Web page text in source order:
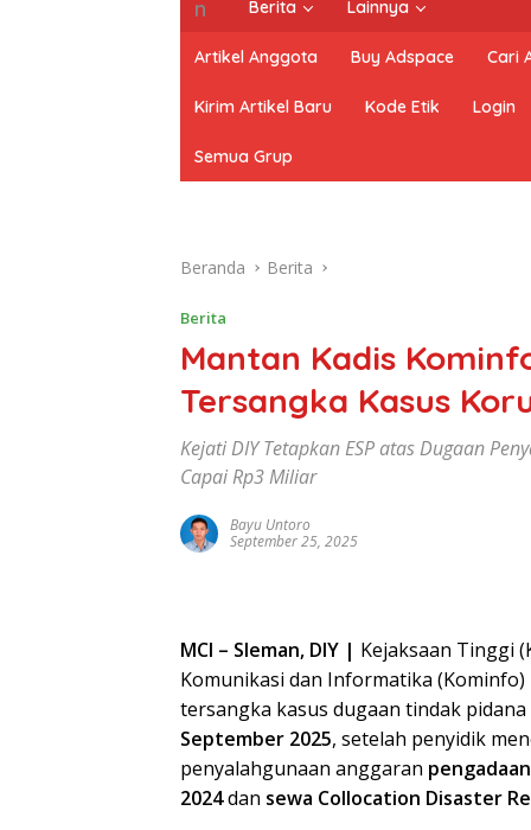
Berita Lainnya
Artikel Anggota Buy Adspace Cari
Kirim Artikel Baru Kode Etik Login
Semua Grup
Beranda Berita
Berita
Mantan Kadis
Tersangka Kasus
Kejati DIY Tetapkan ESP atas Dugaan
Capai Rp3 Miliar
Bayu Untoro
September 25, 2025
MCI – Sleman, DIY | Kejaksaan Tinggi
Komunikasi dan Informatika
tersangka kasus dugaan tindak
September 2025, setelah penyidik
penyalahgunaan anggaran
2024dan sewa Collocation Disaster